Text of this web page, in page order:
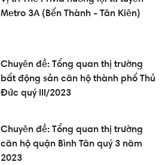
Metro 3A (Bến Thành - Tân Kiên)
Chuyên đề: Tổng quan thị trường
bất động sản căn hộ thành phố Thủ
Đức quý III/2023
Chuyên đề: Tổng quan thị trường
căn hộ quận Bình Tân quý 3 năm
2023